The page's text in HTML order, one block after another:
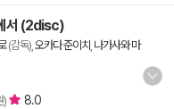
서 (2disc)
(감독), 오카다 준이치 나가사와 마
)
8.0